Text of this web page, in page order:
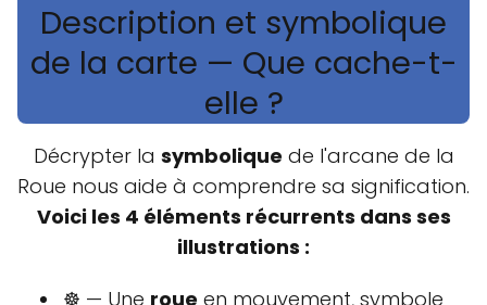
Description et symbolique
de la carte — Que cache-t-
elle ?
Décrypter la symbolique de l'arcane de la
Roue nous aide à comprendre sa signification.
Voici les 4 éléments récurrents dans ses
illustrations :
☸️ — Une roue en mouvement, symbole